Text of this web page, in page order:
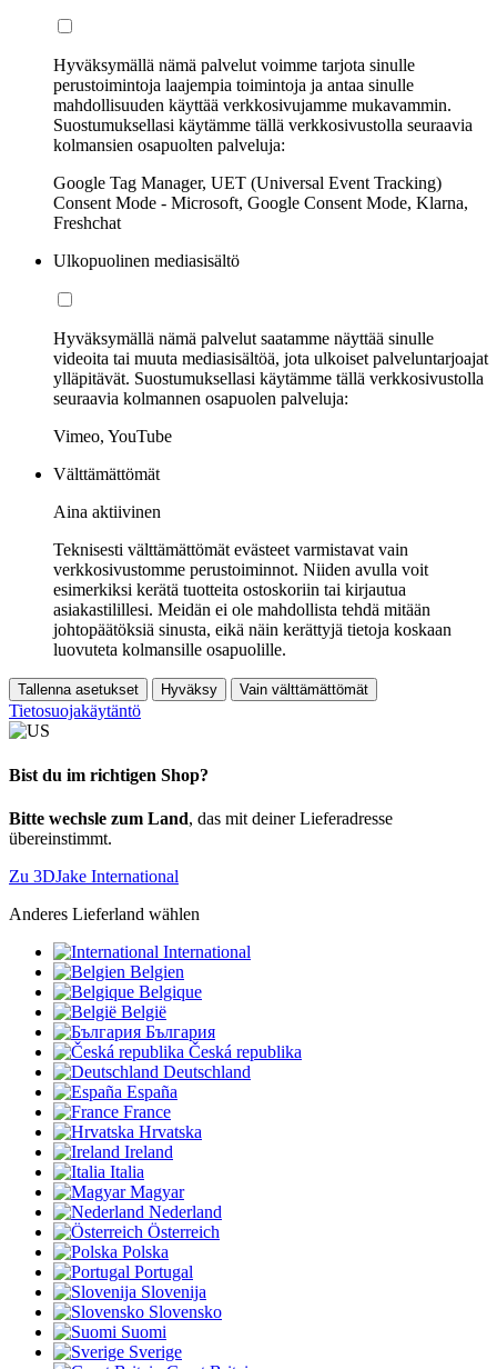
Hyväksymällä nämä palvelut voimme tarjota sinulle
perustoimintoja laajempia toimintoja ja antaa sinulle
mahdollisuuden käyttää verkkosivujamme mukavammin.
Suostumuksellasi käytämme tällä verkkosivustolla seuraavia
kolmansien osapuolten palveluja:
Google Tag Manager, UET (Universal Event Tracking)
Consent Mode - Microsoft, Google Consent Mode, Klarna,
Freshchat
Ulkopuolinen mediasisältö
Hyväksymällä nämä palvelut saatamme näyttää sinulle
videoita tai muuta mediasisältöä, jota ulkoiset palveluntarjoajat
ylläpitävät. Suostumuksellasi käytämme tällä verkkosivustolla
seuraavia kolmannen osapuolen palveluja:
Vimeo, YouTube
Välttämättömät
Aina aktiivinen
Teknisesti välttämättömät evästeet varmistavat vain
verkkosivustomme perustoiminnot. Niiden avulla voit
esimerkiksi kerätä tuotteita ostoskoriin tai kirjautua
asiakastilillesi. Meidän ei ole mahdollista tehdä mitään
johtopäätöksiä sinusta, eikä näin kerättyjä tietoja koskaan
luovuteta kolmansille osapuolille.
Tallenna asetukset Hyväksy Vain välttämättömät
Tietosuojakäytäntö
Bist du im richtigen Shop?
Bitte wechsle zum Land, das mit deiner Lieferadresse
übereinstimmt.
Zu 3DJake International
Anderes Lieferland wählen
International
Belgien
Belgique
België
България
Česká republika
Deutschland
España
France
Hrvatska
Ireland
Italia
Magyar
Nederland
Österreich
Polska
Portugal
Slovenija
Slovensko
Suomi
Sverige